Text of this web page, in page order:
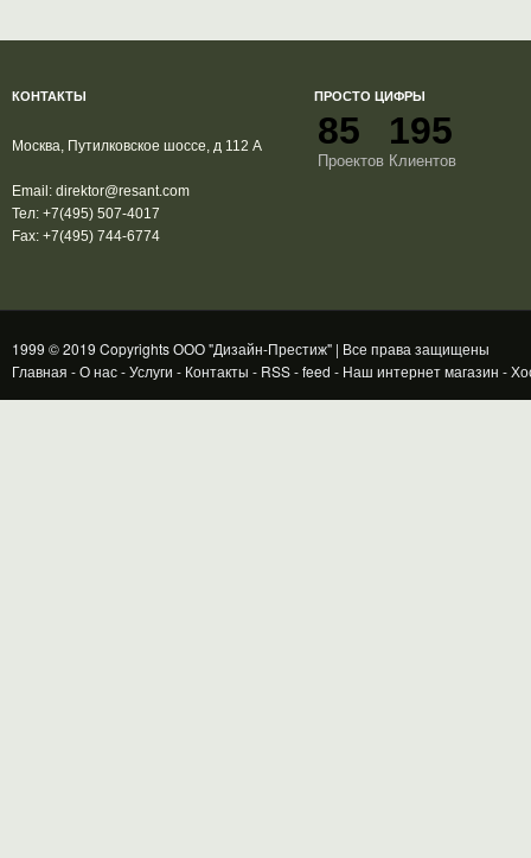
КОНТАКТЫ
Москва, Путилковское шоссе, д 112 А
Email: direktor@resant.com
Тел: +7(495) 507-4017
Fax: +7(495) 744-6774
ПРОСТО ЦИФРЫ
85
Проектов
195
Клиентов
1999 © 2019 Copyrights ООО "Дизайн-Престиж" | Все права защищены
Главная -О нас-Услуги - Контакты - RSS-feed - Наш интернет магазин -